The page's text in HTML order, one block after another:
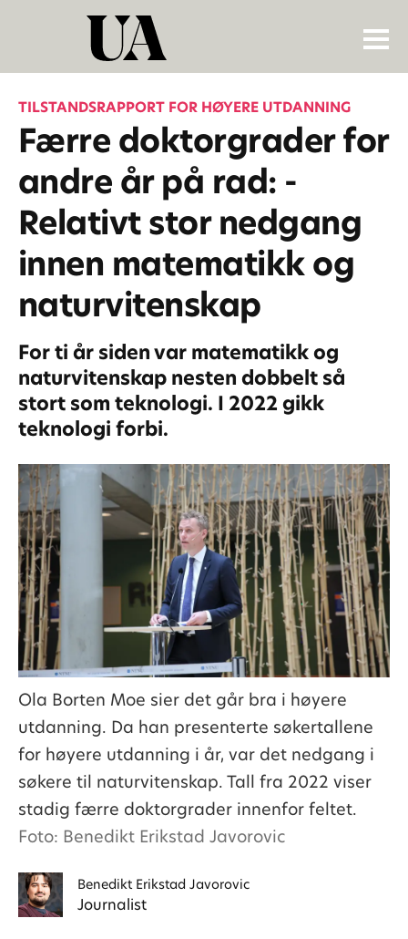
TILSTANDSRAPPORT FOR HØYERE UTDANNING
Færre doktorgrader for
andre år på rad: -
Relativt stor nedgang
innen matematikk og
naturvitenskap
For ti år siden var matematikk og
naturvitenskap nesten dobbelt så
stort som teknologi. I 2022 gikk
teknologi forbi.
Ola Borten Moe sier det går bra i høyere
utdanning. Da han presenterte søkertallene
for høyere utdanning i år, var det nedgang i
søkere til naturvitenskap. Tall fra 2022 viser
stadig færre doktorgrader innenfor feltet.
Foto: Benedikt Erikstad Javorovic
Benedikt Erikstad Javorovic
Journalist